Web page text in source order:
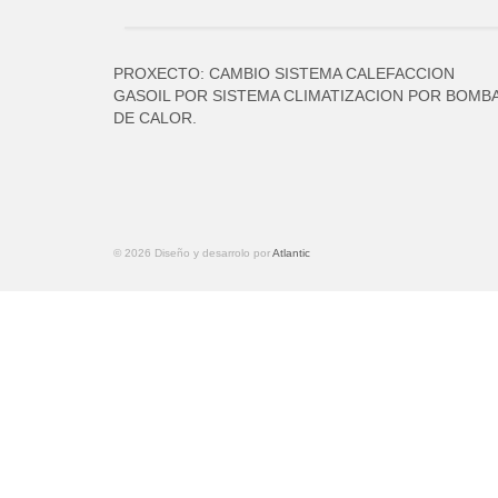
PROXECTO: CAMBIO SISTEMA CALEFACCION
GASOIL POR SISTEMA CLIMATIZACION POR
DE CALOR.
© 2026 Diseño y desarrolo porAtlantic